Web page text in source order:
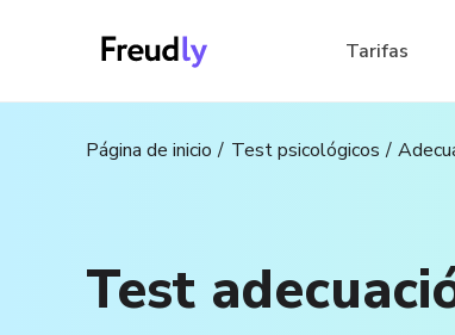
Tarifas
Página de inicio Test psicológicos
Test